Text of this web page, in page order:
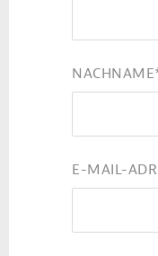
NACHNAME
E-MAIL-